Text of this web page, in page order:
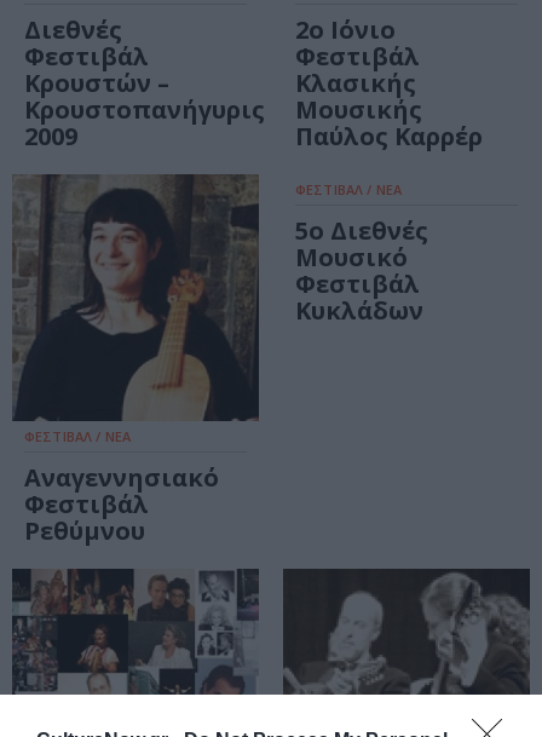
Διεθνές
Φεστιβάλ
Κρουστών –
Κρουστοπανήγυρις
2009
2ο Ιόνιο
Φεστιβάλ
Κλασικής
Μουσικής
Παύλος Καρρέρ
ΦΕΣΤΙΒΑΛ / ΝΕΑ
Αναγεννησιακό
Φεστιβάλ
Ρεθύμνου
ΦΕΣΤΙΒΑΛ / ΝΕΑ
5ο Διεθνές
Μουσικό
Φεστιβάλ
Κυκλάδων